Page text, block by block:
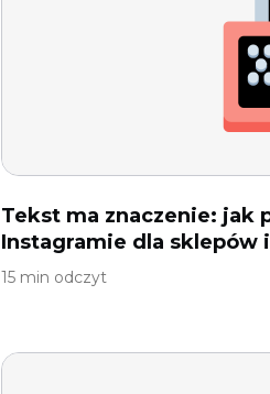
Tekst ma znaczenie: jak
Instagramie dla sklepów
15 min odczyt